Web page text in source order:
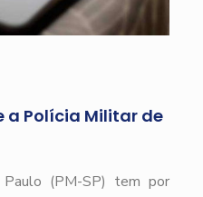
a Polícia Militar de
(PM-SP) tem por